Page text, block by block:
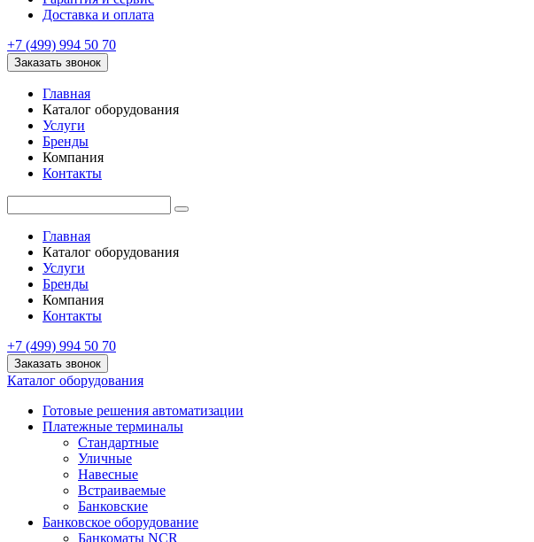
Доставка и оплата
+7 (499) 994 50 70
Заказать звонок
Главная
Каталог оборудования
Услуги
Бренды
Компания
Контакты
Главная
Каталог оборудования
Услуги
Бренды
Компания
Контакты
+7 (499) 994 50 70
Заказать звонок
Каталог оборудования
Готовые решения автоматизации
Платежные терминалы
Стандартные
Уличные
Навесные
Встраиваемые
Банковские
Банковское оборудование
Банкоматы NCR